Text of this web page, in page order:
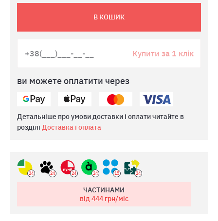
В КОШИК
Купити за 1 клік
ви можете оплатити через
Детальніше про умови доставки і оплати читайте в
розділі Доставка і оплата
24 24 24 24 15 24
ЧАСТИНАМИ
від 444грн/міс